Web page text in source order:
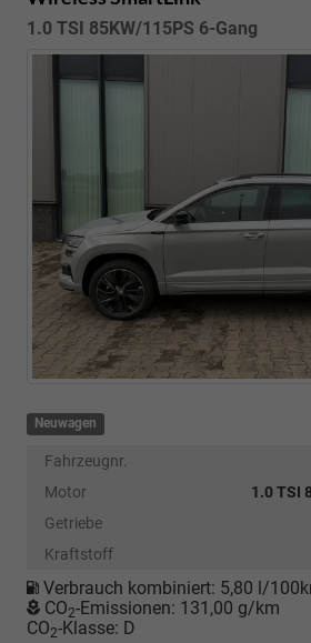
1.0 TSI 85KW/115PS 6-Gang
Neuwagen
Fahrzeugnr.
Motor
1.0 TSI
Getriebe
Kraftstoff
Verbrauch kombiniert: 5,80 l/
CO2-Emissionen: 131,00 g/km
CO2-Klasse: D